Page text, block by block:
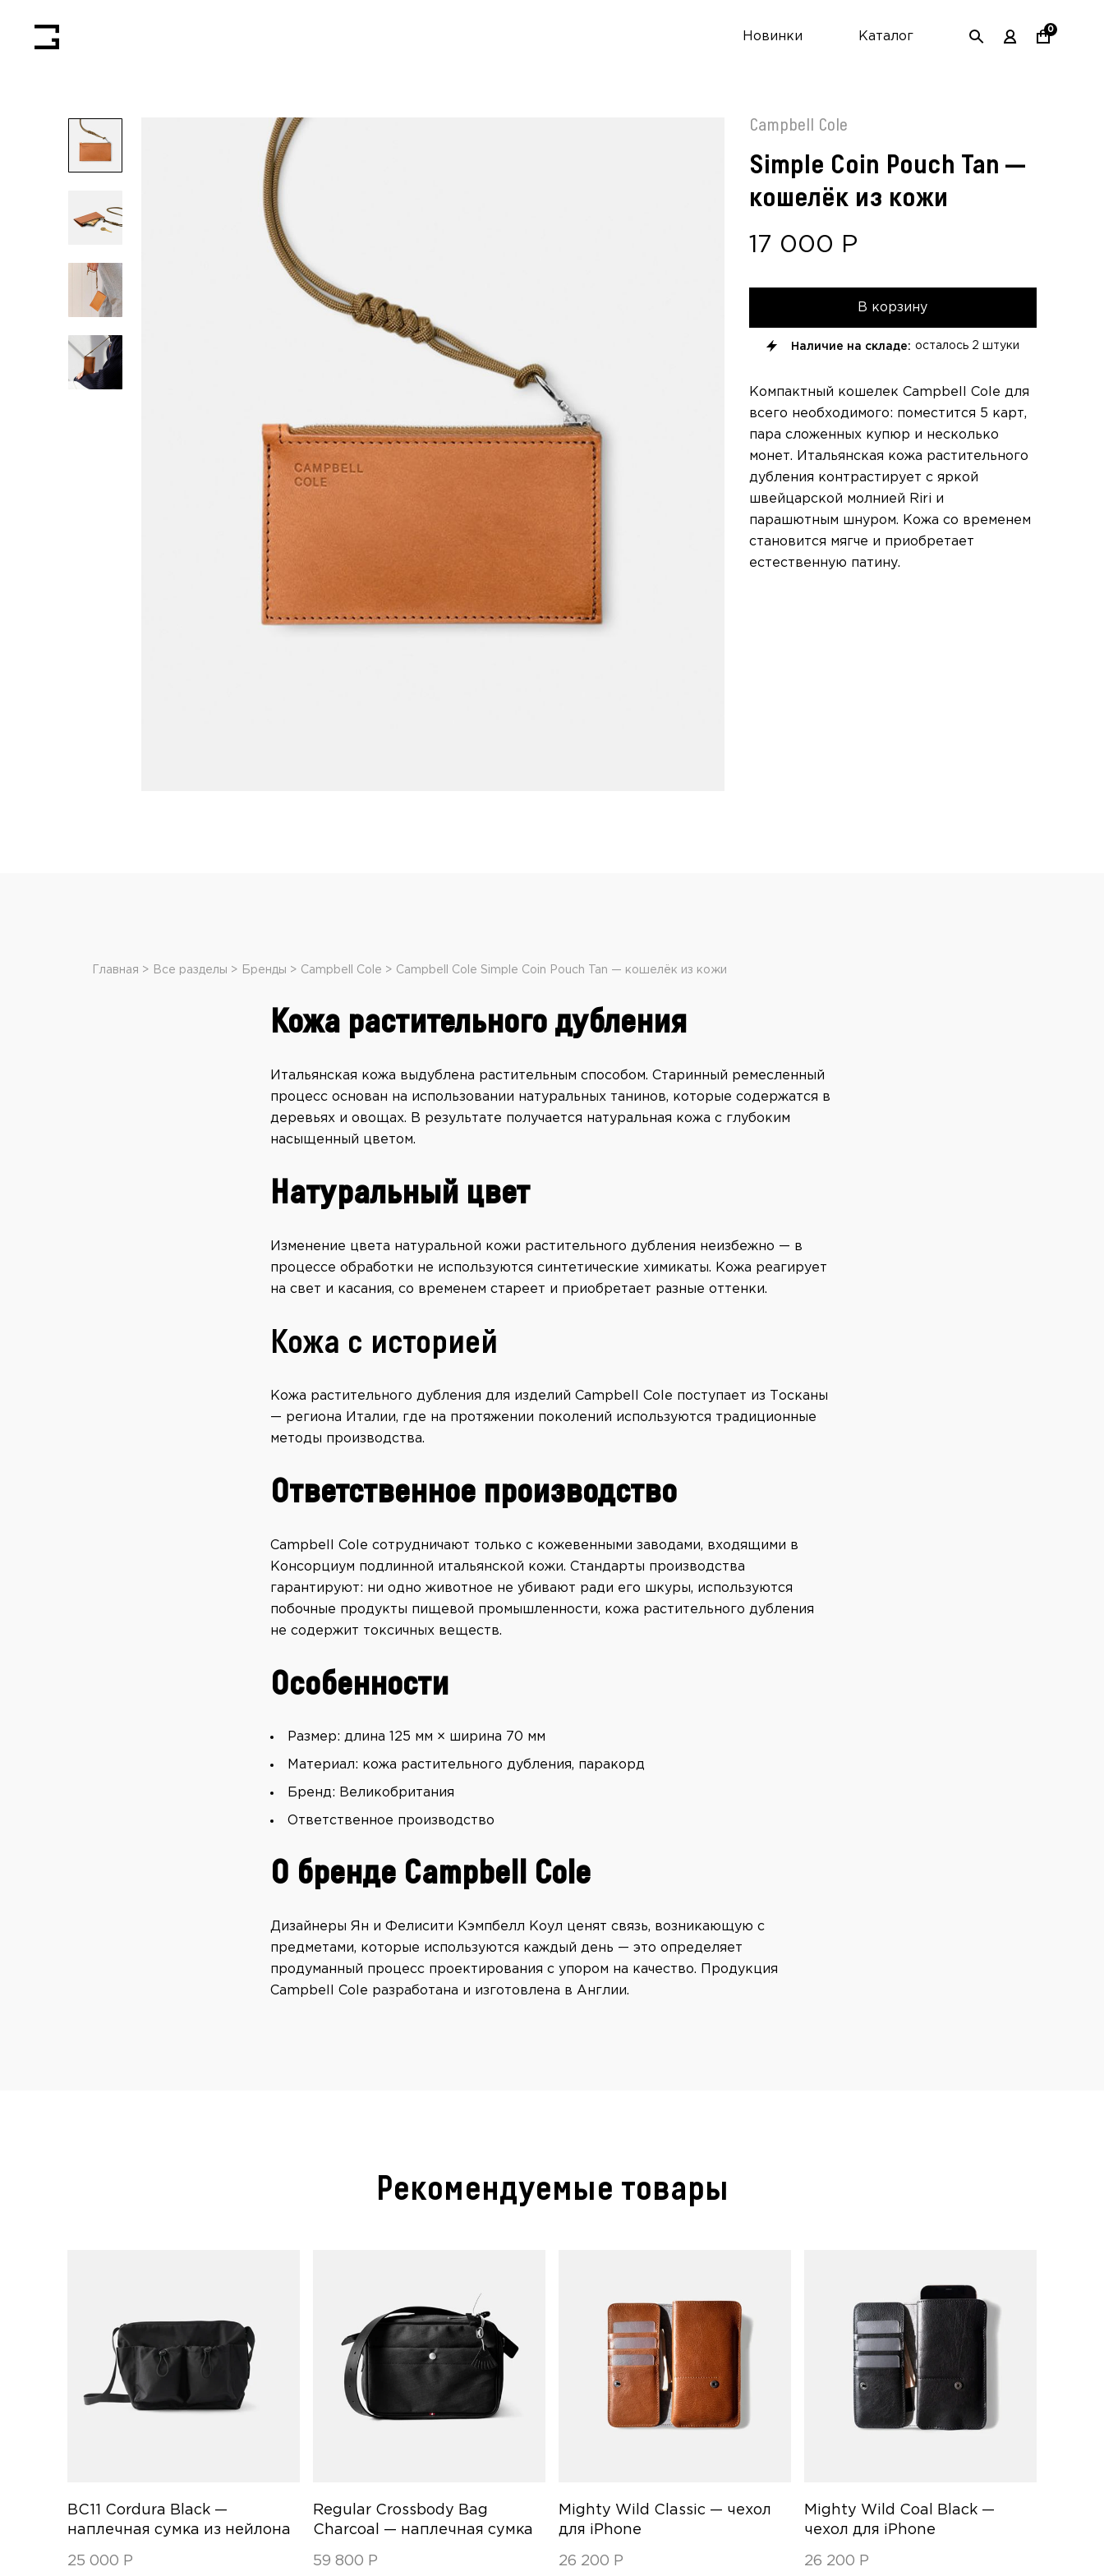
Новинки Каталог
0
Campbell Cole
Simple Coin Pouch Tan —
кошелёк из кожи
17 000 Р
В корзину
Наличие на складе: осталось 2 штуки
Компактный кошелек Campbell Cole для
всего необходимого: поместится 5 карт,
пара сложенных купюр и несколько
монет. Итальянская кожа растительного
дубления контрастирует с яркой
швейцарской молнией Riri и
парашютным шнуром. Кожа со временем
становится мягче и приобретает
естественную патину.
Главная Все разделы Бренды Campbell Cole Campbell Cole Simple Coin Pouch Tan — кошелёк из кожи
Кожа растительного дубления
Итальянская кожа выдублена растительным способом. Старинный ремесленный
процесс основан на использовании натуральных танинов, которые содержатся в
деревьях и овощах. В результате получается натуральная кожа с глубоким
насыщенный цветом.
Натуральный цвет
Изменение цвета натуральной кожи растительного дубления неизбежно — в
процессе обработки не используются синтетические химикаты. Кожа реагирует
на свет и касания, со временем стареет и приобретает разные оттенки.
Кожа с историей
Кожа растительного дубления для изделий Campbell Cole поступает из Тосканы
— региона Италии, где на протяжении поколений используются традиционные
методы производства.
Ответственное производство
Campbell Cole сотрудничают только с кожевенными заводами, входящими в
Консорциум подлинной итальянской кожи. Стандарты производства
гарантируют: ни одно животное не убивают ради его шкуры, используются
побочные продукты пищевой промышленности, кожа растительного дубления
не содержит токсичных веществ.
Особенности
Размер: длина 125 мм × ширина 70 мм
Материал: кожа растительного дубления, паракорд
Бренд: Великобритания
Ответственное производство
О бренде Campbell Cole
Дизайнеры Ян и Фелисити Кэмпбелл Коул ценят связь, возникающую с
предметами, которые используются каждый день — это определяет
продуманный процесс проектирования с упором на качество. Продукция
Campbell Cole разработана и изготовлена в Англии.
Рекомендуемые товары
BC11 Cordura Black —
наплечная сумка из нейлона
25 000 Р
Regular Crossbody Bag
Charcoal — наплечная сумка
59 800 Р
Mighty Wild Classic — чехол
для iPhone
26 200 Р
Mighty Wild Coal Black —
чехол для iPhone
26 200 Р